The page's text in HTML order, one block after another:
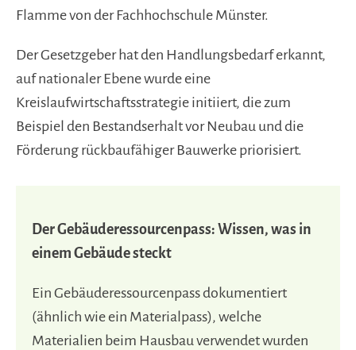
Flamme von der Fachhochschule Münster.
Der Gesetzgeber hat den Handlungsbedarf erkannt,
auf nationaler Ebene wurde eine
Kreislaufwirtschaftsstrategie initiiert, die zum
Beispiel den Bestandserhalt vor Neubau und die
Förderung rückbaufähiger Bauwerke priorisiert.
Der Gebäuderessourcenpass: Wissen, was in
einem Gebäude steckt
Ein Gebäuderessourcenpass dokumentiert
(ähnlich wie ein Materialpass), welche
Materialien beim Hausbau verwendet wurden